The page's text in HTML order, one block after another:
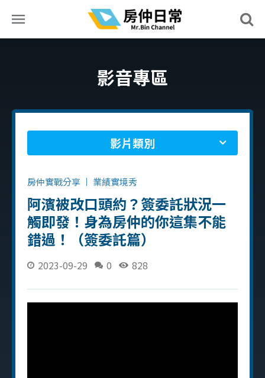
影音專區
影片類別
房仲實戰分享 業績實境秀
阿濱被改口頭約？簽委託狀況一
觸即發！身為房仲的你這集不能
錯過！（簽委託篇）
2023-09-29 0 828